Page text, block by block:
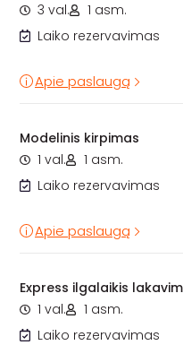
3 val.
1 asm.
Laiko rezervavimas
Apie paslaugą
Modelinis kirpimas
1 val.
1 asm.
Laiko rezervavimas
Apie paslaugą
Express ilgalaikis
1 val.
1 asm.
Laiko rezervavimas